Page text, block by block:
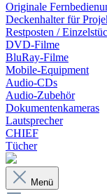
Originale
Deckenhalter für
Restposten /
DVD-Filme
BluRay-Filme
Mobile-Equipment
Audio-CDs
Audio-Zubehör
Dokumentenkameras
Lautsprecher
CHIEF
Tücher
Menü